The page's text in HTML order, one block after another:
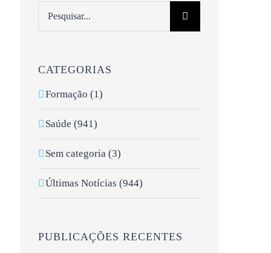
CATEGORIAS
Formação (1)
Saúde (941)
Sem categoria (3)
Últimas Notícias (944)
PUBLICAÇÕES RECENTES